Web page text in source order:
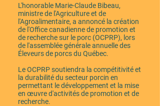
L'honorable Marie-Claude Bibeau,
ministre de l'Agriculture et de
l'Agroalimentaire, a annoncé la création
de l'Office canadienne de promotion et
de recherche sur le porc (OCPRP), lors
de l'assemblée générale annuelle des
Éleveurs de porcs du Québec.
Le OCPRP soutiendra la compétitivité et
la durabilité du secteur porcin en
permettant le développement et la mise
en œuvre d'activités de promotion et de
recherche.